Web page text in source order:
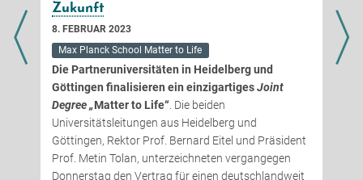
Zukunft
8. FEBRUAR 2023
Max Planck School Matter to Life
Die Partneruniversitäten in Heidelberg und
Göttingen finalisieren ein einzigartigesJoint
Degree „Matter to Life“ . Die beiden
Universitätsleitungen aus Heidelberg und
Göttingen, Rektor Prof. Bernard Eitel und Präsident
Prof. Metin Tolan, unterzeichneten vergangegen
Donnerstag den Vertrag für einen deutschlandweit